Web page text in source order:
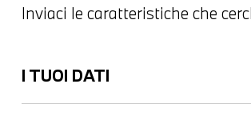
Inviaci le caratteristiche che
I TUOI DATI